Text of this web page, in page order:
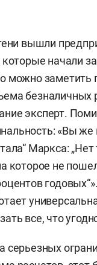
вышли
которые начали
можно заметить
безналичных
эксперт.
«Вы же
Маркса: „Нет
которое не
все, что
серьезных